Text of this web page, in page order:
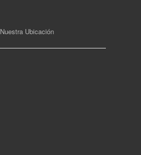
Nuestra Ubicación